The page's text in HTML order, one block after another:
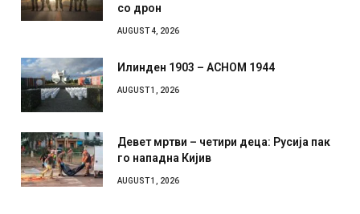
со дрон
AUGUST 4, 2026
Илинден 1903 – АСНОМ 1944
AUGUST 1, 2026
Девет мртви – четири деца: Русија пак
го нападна Кијив
AUGUST 1, 2026